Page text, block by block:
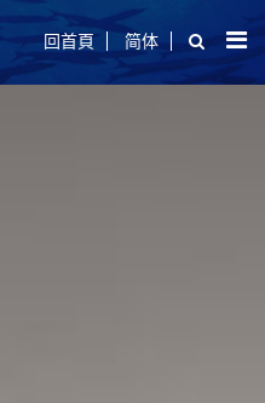
回首頁 简体